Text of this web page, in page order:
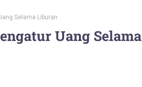
Selama Liburan
Uang Selama